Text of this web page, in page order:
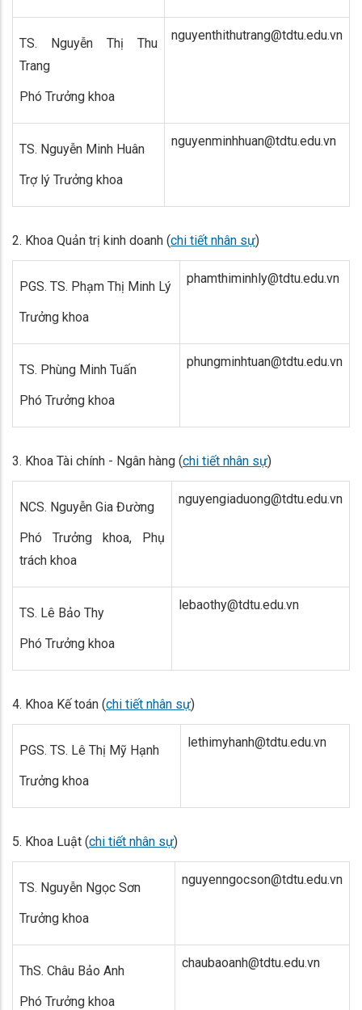
TS. Nguyễn Thị Thu
Trang
Phó Trưởng khoa
nguyenthithutrang@tdtu.edu.vn
TS. Nguyễn Minh Huân
Trợ lý Trưởng khoa
nguyenminhhuan@tdtu.edu.vn
2. Khoa Quản trị kinh doanh (chi tiết nhân sự)
PGS. TS. Phạm Thị Minh Lý
Trưởng khoa
phamthiminhly@tdtu.edu.vn
TS. Phùng Minh Tuấn
Phó Trưởng khoa
phungminhtuan@tdtu.edu.vn
3. Khoa Tài chính - Ngân hàng (chi tiết nhân sự)
NCS. Nguyễn Gia Đường
Phó Trưởng khoa, Phụ
trách khoa
nguyengiaduong@tdtu.edu.vn
TS. Lê Bảo Thy
Phó Trưởng khoa
lebaothy@tdtu.edu.vn
4. Khoa Kế toán (chi tiết nhân sự)
PGS. TS. Lê Thị Mỹ Hạnh
Trưởng khoa
lethimyhanh@tdtu.edu.vn
5. Khoa Luật (chi tiết nhân sự)
TS. Nguyễn Ngọc Sơn
Trưởng khoa
nguyenngocson@tdtu.edu.vn
ThS. Châu Bảo Anh
Phó Trưởng khoa
chaubaoanh@tdtu.edu.vn